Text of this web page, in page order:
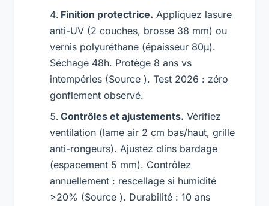
Finition protectrice. Appliquez lasure
anti-UV (2 couches, brosse 38 mm) ou
vernis polyuréthane (épaisseur 80µ).
Séchage 48h. Protège 8 ans vs
intempéries (Source ). Test 2026 : zéro
gonflement observé.
Contrôles et ajustements. Vérifiez
ventilation (lame air 2 cm bas/haut, grille
anti-rongeurs). Ajustez clins bardage
(espacement 5 mm). Contrôlez
annuellement : rescellage si humidité
>20% (Source ). Durabilité : 10 ans